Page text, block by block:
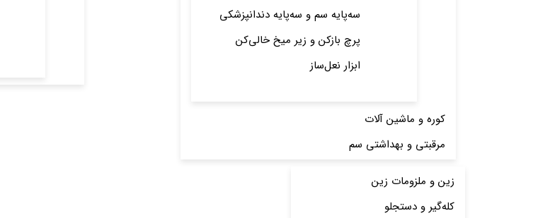
سه‌پایه سم و سه‌پایه دندانپزشکی
پرچ باز‌کن و زیر میخ خالی‌کن
ابزار نعل‌ساز
کوره و ماشین آلات
مرقبتی و بهداشتی سم
زین و ملزومات زین
کله‌گیر و دستجلو